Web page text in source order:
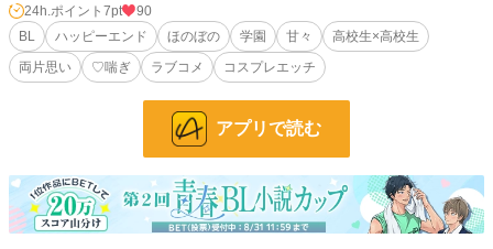
どうでもいいですが、千秋君の過保護なお兄さんの名前は千夏さんです。北川君
とお兄ちゃんがバトる話とかも書きたいな。
攻さん→北川君。でかい、かしこい、寡黙。愛想が悪いので誤解されがちだけ
受くん→千秋君。親御さんとお兄ちゃんにめちゃめちゃ甘やかされた結果、真っ
直ぐでいい子に育ちました。自分の可愛さを理解している。
※9月20日 千夏兄さん登場編、更新しました
24h.ポイント 7pt
90
BL
ハッピーエンド ほのぼの 学園 甘々
高校生×高校生
両片思い
♡喘ぎ ラブコメ コスプレエッチ
アプリで読む